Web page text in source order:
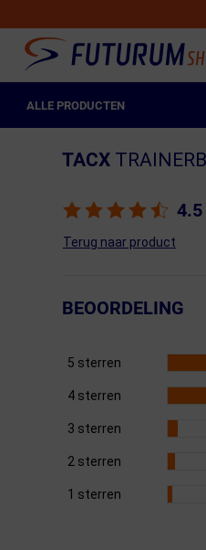
ALLE PRODUCTEN
Fietsonderdelen
Fietstassen & Rugzakken
Fietsendragers & Fietskoffers
TACX
4.5
Terug naar product
BEOORDELING
5 sterren
4 sterren
3 sterren
2 sterren
1 sterren